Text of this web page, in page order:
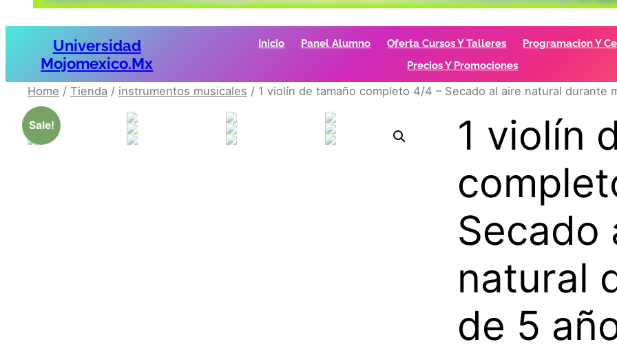
Universidad
Mojomexico.mx
Inicio Panel Alumno Oferta Cursos Y Talleres
Programacion Y
Precios Y Promociones
Home / Tienda / instrumentos musicales / 1 violín de tamaño completo 4/4 – Secado al aire natural durante
Sale!
1 violín
Secado
natural
de 5